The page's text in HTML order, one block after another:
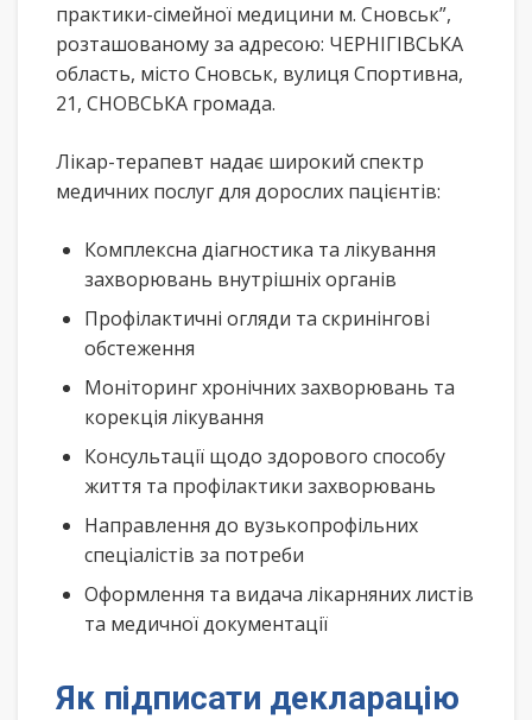
практики-сімейної медицини м. Сновськ”,
розташованому за адресою: ЧЕРНІГІВСЬКА
область, місто Сновськ, вулиця Спортивна,
21, СНОВСЬКА громада.
Лікар-терапевт надає широкий спектр
медичних послуг для дорослих пацієнтів:
Комплексна діагностика та лікування
захворювань внутрішніх органів
Профілактичні огляди та скринінгові
обстеження
Моніторинг хронічних захворювань та
корекція лікування
Консультації щодо здорового способу
життя та профілактики захворювань
Направлення до вузькопрофільних
спеціалістів за потреби
Оформлення та видача лікарняних листів
та медичної документації
Як підписати декларацію